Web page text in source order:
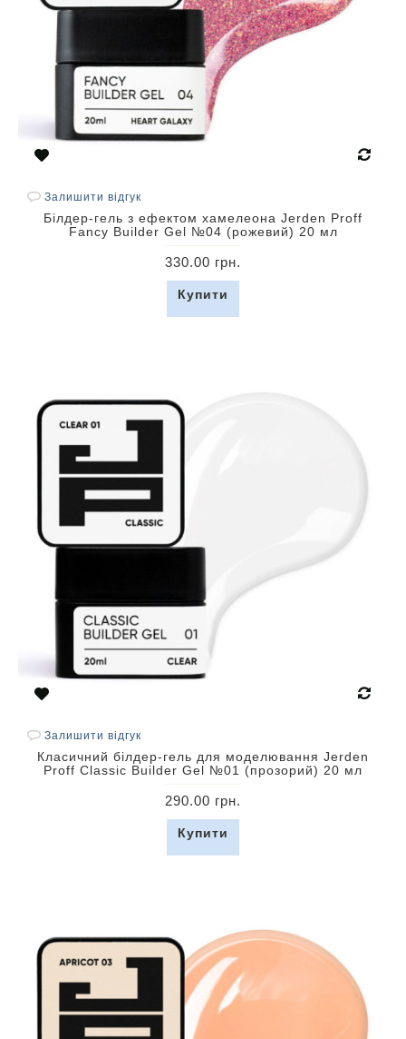
Залишити відгук
Білдер-гель з ефектом хамелеона Jerden Proff
Fancy Builder Gel №04 (рожевий) 20 мл
330.00 грн.
Купити
Залишити відгук
Класичний білдер-гель для моделювання Jerden
Proff Classic Builder Gel №01 (прозорий) 20 мл
290.00 грн.
Купити